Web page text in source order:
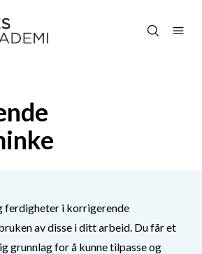
ferdigheter i korrigerende
av disse i ditt arbeid. Du får et
grunnlag for å kunne tilpasse og